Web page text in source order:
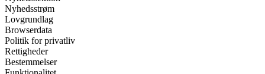
Nyhedsstrøm
Lovgrundlag
Browserdata
Politik for privatliv
Rettigheder
Bestemmelser